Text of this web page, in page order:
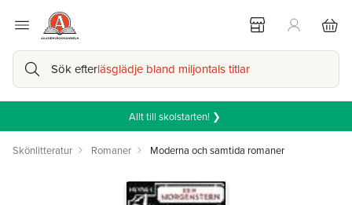
Sök efterläsglädje bland miljontals titlar
Allt till skolstarten! ❯
Skönlitteratur Romaner Moderna och samtida romaner